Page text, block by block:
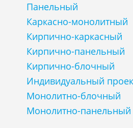
Панельный
Каркасно-монолитный
Кирпично-каркасный
Кирпично-панельный
Кирпично-блочный
Индивидуальный
Монолитно-блочный
Монолитно-панельный